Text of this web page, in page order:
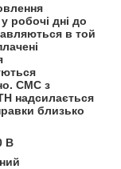
робочі дні до
в той
СМС з
надсилається
близько
В